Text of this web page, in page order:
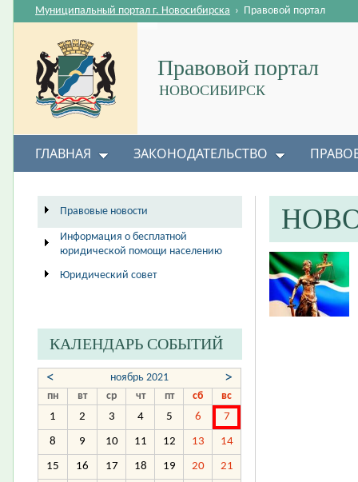
Правовой портал
НОВОСИБИРСК
Муниципальный портал г. Новосибирска › Правовой портал
ГЛАВНАЯ ЗАКОНОДАТЕЛЬСТВО
Правовые новости
Информация о бесплатной
юридической помощи населению
Юридический совет
КАЛЕНДАРЬ СОБЫТИЙ
< ноябрь 2021 >
пн вт ср чт пт сб
вс
1
2 3 4 5 6 7
8 9 10 11 12 13 14
15 16 17 18 19 20 21